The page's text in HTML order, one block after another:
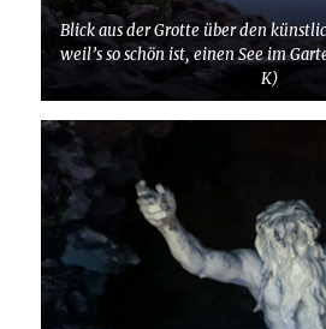
Blick aus der Grotte über den
weil’s so schön ist, einen See im
K)